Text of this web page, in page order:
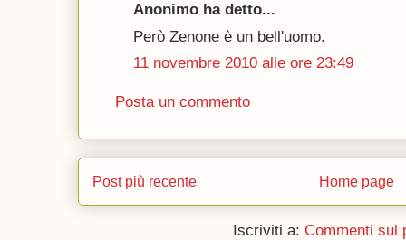
Anonimo ha detto...
Però Zenone è un bell'uomo.
11 novembre 2010 alle ore 23:49
Posta un commento
Post più recente Home page
Iscriviti a: Commenti sul